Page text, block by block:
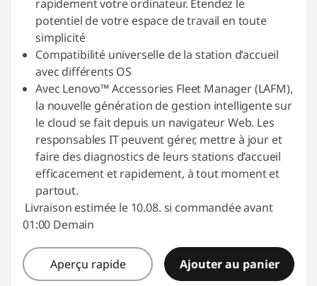
rapidement votre ordinateur. Étendez le
potentiel de votre espace de travail en toute
simplicité
Compatibilité universelle de la station d’accueil
avec différents OS
Avec Lenovo™ Accessories Fleet Manager (LAFM),
la nouvelle génération de gestion intelligente sur
le cloud se fait depuis un navigateur Web. Les
responsables IT peuvent gérer, mettre à jour et
faire des diagnostics de leurs stations d’accueil
efficacement et rapidement, à tout moment et
partout.
Livraison estimée le 10.08. si commandée avant
01:00 Demain
Aperçu rapide Ajouter au panier